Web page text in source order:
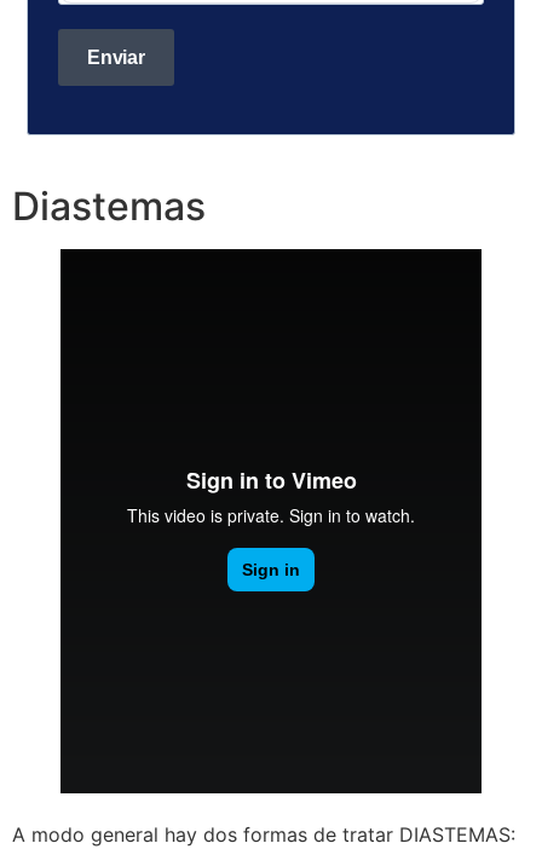
Enviar
Diastemas
A modo general hay dos formas de tratar DIASTEMAS: